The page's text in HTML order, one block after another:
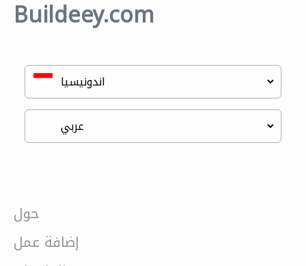
Buildeey.com
حول
إضافة عمل